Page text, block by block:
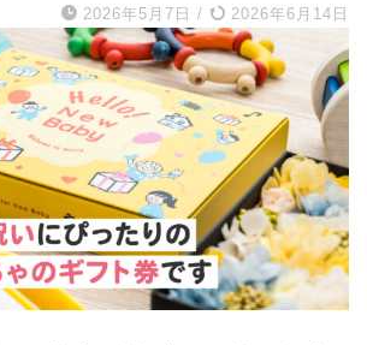
2026年5月7日 / 2026年6月14日